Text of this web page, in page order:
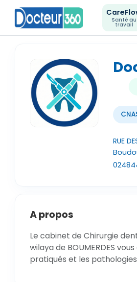
Santé au
travail
RUE
A propos
Le cabinet de Chirurgie
wilaya de BOUMERDES
pratiqués et les